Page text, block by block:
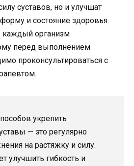
суставов, но и улучшат
и состояние здоровья.
каждый организм
перед выполнением
проконсультироваться с
укрепить
— это регулярно
на растяжку и силу.
улучшить гибкость и